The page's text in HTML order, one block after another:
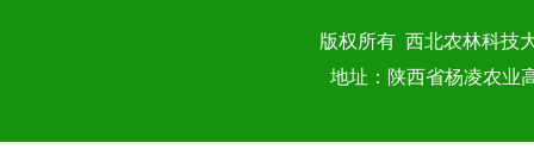
版权所有 西北农林科技
地址：陕西省杨凌农业